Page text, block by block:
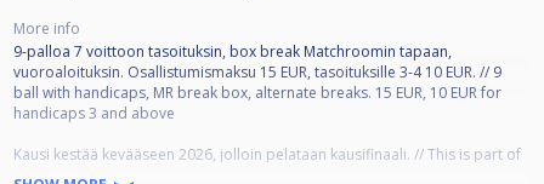
More info
9-palloa 7 voittoon tasoituksin, box break Matchroomin tapaan,
vuoroaloituksin. Osallistumismaksu 15 EUR, tasoituksille 3-4 10 EUR. // 9
ball with handicaps, MR break box, alternate breaks. 15 EUR, 10 EUR for
handicaps 3 and above
Kausi kestää kevääseen 2026, jolloin pelataan kausifinaali. // This is part of
our 2025-2026 season at the end of which we play the finals.